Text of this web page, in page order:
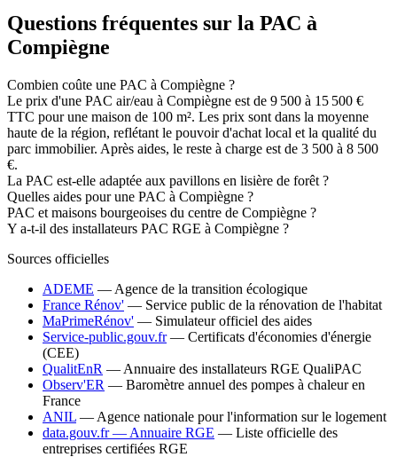
Questions fréquentes sur la PAC à
Compiègne
Combien coûte une PAC à Compiègne ?
Le prix d'une PAC air/eau à Compiègne est de 9 500 à 15 500 €
TTC pour une maison de 100 m². Les prix sont dans la moyenne
haute de la région, reflétant le pouvoir d'achat local et la qualité du
parc immobilier. Après aides, le reste à charge est de 3 500 à 8 500
€.
La PAC est-elle adaptée aux pavillons en lisière de forêt ?
Quelles aides pour une PAC à Compiègne ?
PAC et maisons bourgeoises du centre de Compiègne ?
Y a-t-il des installateurs PAC RGE à Compiègne ?
Sources officielles
ADEME — Agence de la transition écologique
France Rénov' — Service public de la rénovation de l'habitat
MaPrimeRénov' — Simulateur officiel des aides
Service-public.gouv.fr— Certificats d'économies d'énergie
(CEE)
QualitEnR — Annuaire des installateurs RGE QualiPAC
Observ'ER — Baromètre annuel des pompes à chaleur en
France
ANIL — Agence nationale pour l'information sur le logement
data.gouv.fr — Annuaire RGE — Liste officielle des
entreprises certifiées RGE